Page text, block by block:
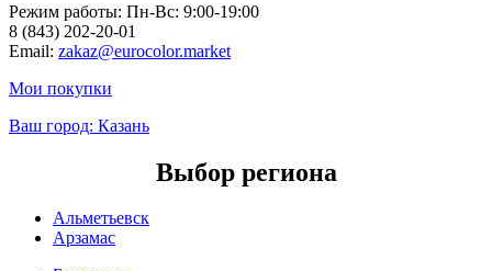
Режим работы: Пн-Вc: 9:00-19:00
8 (843) 202-20-01
Email: zakaz@eurocolor.market
Мои покупки
Ваш город: Казань
Выбор региона
Альметьевск
Арзамас